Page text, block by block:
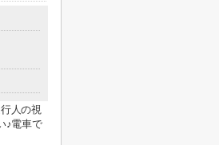
人の視
♪電車で